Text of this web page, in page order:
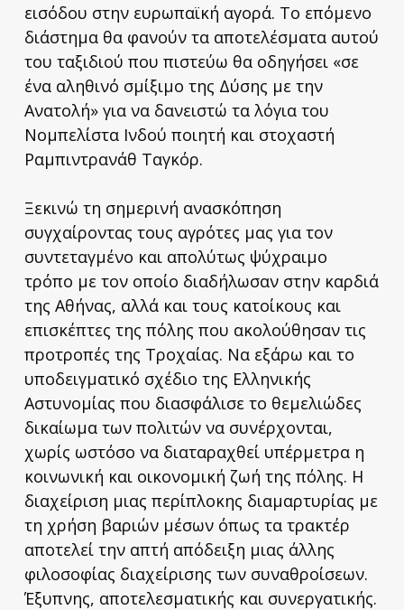
εισόδου στην ευρωπαϊκή αγορά. Το επόμενο
διάστημα θα φανούν τα αποτελέσματα αυτού
του ταξιδιού που πιστεύω θα οδηγήσει «σε
ένα αληθινό σμίξιμο της Δύσης με την
Ανατολή» για να δανειστώ τα λόγια του
Νομπελίστα Ινδού ποιητή και στοχαστή
Ραμπιντρανάθ Ταγκόρ.
Ξεκινώ τη σημερινή ανασκόπηση
συγχαίροντας τους αγρότες μας για τον
συντεταγμένο και απολύτως ψύχραιμο
τρόπο με τον οποίο διαδήλωσαν στην καρδιά
της Αθήνας, αλλά και τους κατοίκους και
επισκέπτες της πόλης που ακολούθησαν τις
προτροπές της Τροχαίας. Να εξάρω και το
υποδειγματικό σχέδιο της Ελληνικής
Αστυνομίας που διασφάλισε το θεμελιώδες
δικαίωμα των πολιτών να συνέρχονται,
χωρίς ωστόσο να διαταραχθεί υπέρμετρα η
κοινωνική και οικονομική ζωή της πόλης. Η
διαχείριση μιας περίπλοκης διαμαρτυρίας με
τη χρήση βαριών μέσων όπως τα τρακτέρ
αποτελεί την απτή απόδειξη μιας άλλης
φιλοσοφίας διαχείρισης των συναθροίσεων.
Έξυπνης, αποτελεσματικής και συνεργατικής.